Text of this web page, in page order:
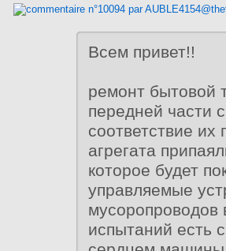
Всем привет!!
ремонт бытовой
передней части
соответствие их
агрегата
которое будет
управляемые
мусоропроводов
испытаний есть